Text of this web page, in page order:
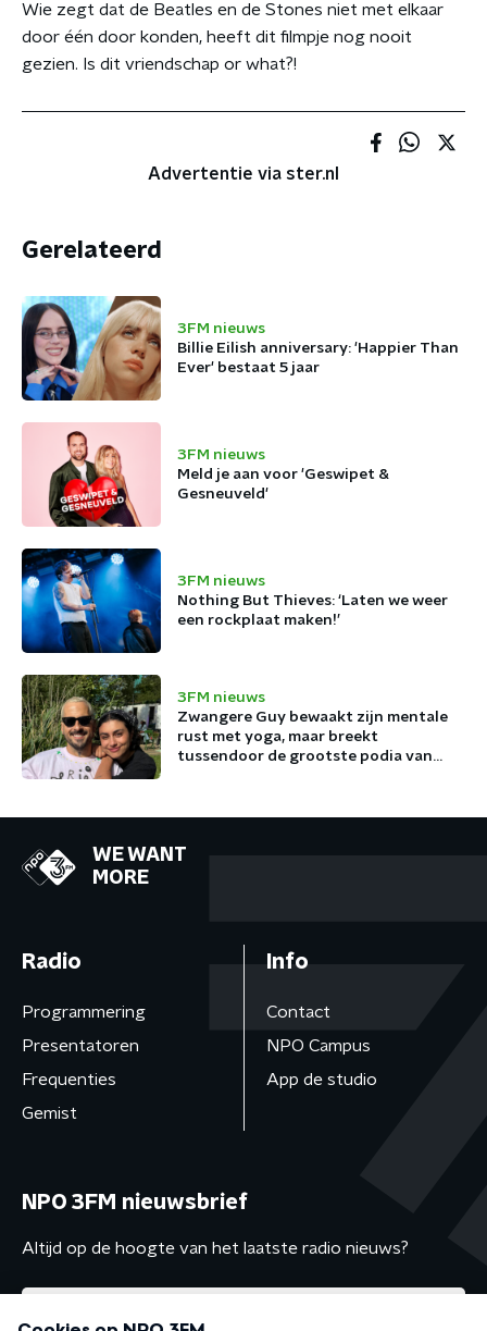
Wie zegt dat de Beatles en de Stones niet met elkaar
door één door konden, heeft dit filmpje nog nooit
gezien. Is dit vriendschap or what?!
Advertentie via ster.nl
Gerelateerd
3FM nieuws
Billie Eilish anniversary: 'Happier Than
Ever' bestaat 5 jaar
3FM nieuws
Meld je aan voor 'Geswipet &
Gesneuveld'
3FM nieuws
Nothing But Thieves: ‘Laten we weer
een rockplaat maken!’
3FM nieuws
Zwangere Guy bewaakt zijn mentale
rust met yoga, maar breekt
tussendoor de grootste podia van
WE WANT
MORE
Radio
Programmering
Presentatoren
Frequenties
Gemist
Info
Contact
NPO Campus
App de studio
NPO 3FM nieuwsbrief
Altijd op de hoogte van het laatste radio nieuws?